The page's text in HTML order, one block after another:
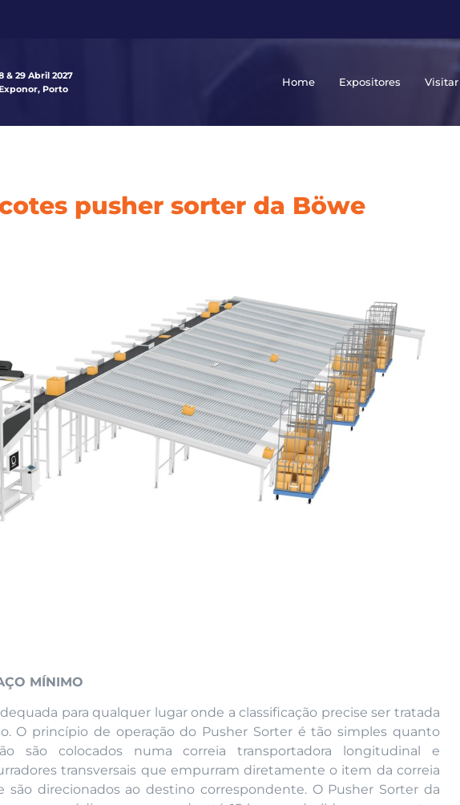
& 29 Abril 2027
Exponor, Porto
Home Expositores Visitar
pusher sorter da Böwe
MÍNIMO
para qualquer lugar onde a classificação precise ser tratada
O princípio de operação do Pusher Sorter é tão simples quanto
são colocados numa correia transportadora longitudinal e
transversais que empurram diretamente o item da correia
são direcionados ao destino correspondente. O Pusher Sorter da